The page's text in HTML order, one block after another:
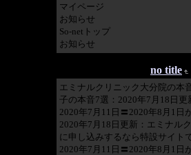
マイページ
お知らせ
So-netトップ
お知らせ
no title
エミナルクリニック大分院の本
子の本音7選：2020年7月18日更
2020年7月11日〓2020年8月1日
2020年7月18日更新：エミナル
に申し込みするなら特設サイト
2020年7月11日〓2020年8月1日